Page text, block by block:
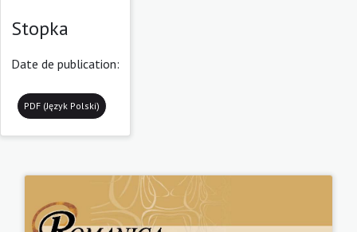
Stopka
Date de publication:
PDF (Język Polski)